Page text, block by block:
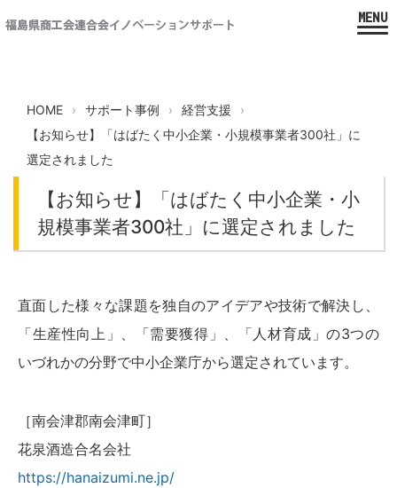
HOME サポート事例
経営支援
【お知らせ】「はばたく中小企業・小規模事業者300社」に
選定されました
【お知らせ】「はばたく中小企業・小
規模事業者300社」に選定されました
直面した様々な課題を独自のアイデアや技術で解決し、
「生産性向上」、「需要獲得」、「人材育成」の3つの
いづれかの分野で中小企業庁から選定されています。
［南会津郡南会津町］
花泉酒造合名会社
https://hanaizumi.ne.jp/